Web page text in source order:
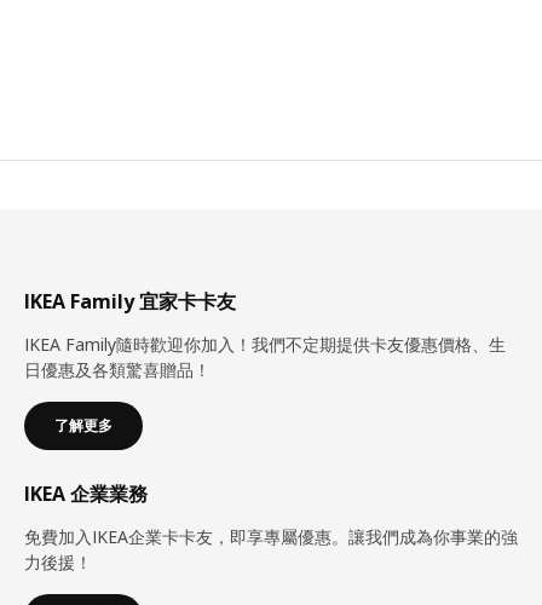
IKEA Family 宜家卡卡友
IKEA Family隨時歡迎你加入！我們不定期提供卡友優惠價格、生
日優惠及各類驚喜贈品！
了解更多
IKEA 企業業務
免費加入IKEA企業卡卡友，即享專屬優惠。讓我們成為你事業的強
力後援！